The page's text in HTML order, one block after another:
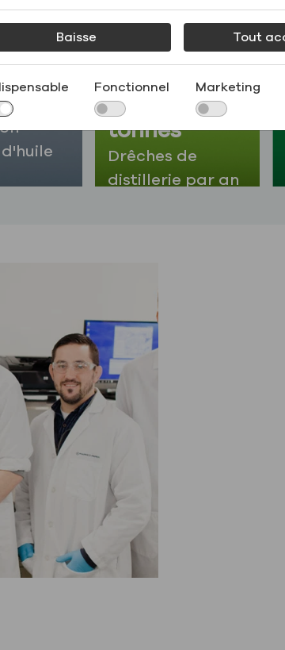
135 000
tonnes
Drêches de
distillerie par an
Baisse Tout
Fonctionnel Marketing